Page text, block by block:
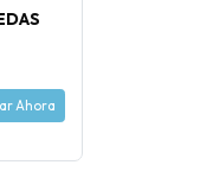
Ahora